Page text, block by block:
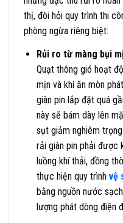
thị, đòi hỏi quy trình thi
phòng ngừa riêng biệt:
Rủi ro từ màng bụi
Quạt thông gió hoạt
mịn và khí ăn mòn
giàn pin lắp đặt quá
này sẽ bám dày lên
sụt giảm nghiêm
rải giàn pin phải được
luồng khí thải, đồng
thực hiện quy trình vệ
bằng nguồn nước
lượng phát dòng điện